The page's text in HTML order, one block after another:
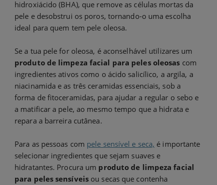
hidroxiácido (BHA), que remove as células mortas da
pele e desobstrui os poros, tornando-o uma escolha
ideal para quem tem pele oleosa.
Se a tua pele for oleosa, é aconselhável utilizares um
produto de limpeza facial para peles oleosas com
ingredientes ativos como o ácido salicílico, a argila, a
niacinamida e as três ceramidas essenciais, sob a
forma de fitoceramidas, para ajudar a regular o sebo e
a matificar a pele, ao mesmo tempo que a hidrata e
repara a barreira cutânea.
Para as pessoas com pele sensível e seca, é importante
selecionar ingredientes que sejam suaves e
hidratantes. Procura um produto de limpeza facial
para peles sensíveis ou secas que contenha